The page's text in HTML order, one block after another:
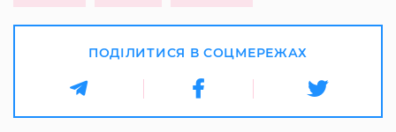
ПОДІЛИТИСЯ В СОЦМЕРЕЖАХ